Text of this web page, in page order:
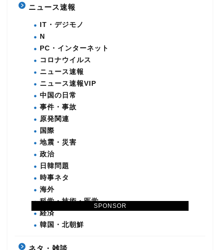
SPONSOR
ニュース速報
IT・デジモノ
N
PC・インターネット
コロナウイルス
ニュース速報
ニュース速報VIP
中国の日常
事件・事故
原発関連
国際
地震・災害
政治
日韓問題
時事ネタ
海外
科学・技術・医学
経済
韓国・北朝鮮
ネタ・雑談